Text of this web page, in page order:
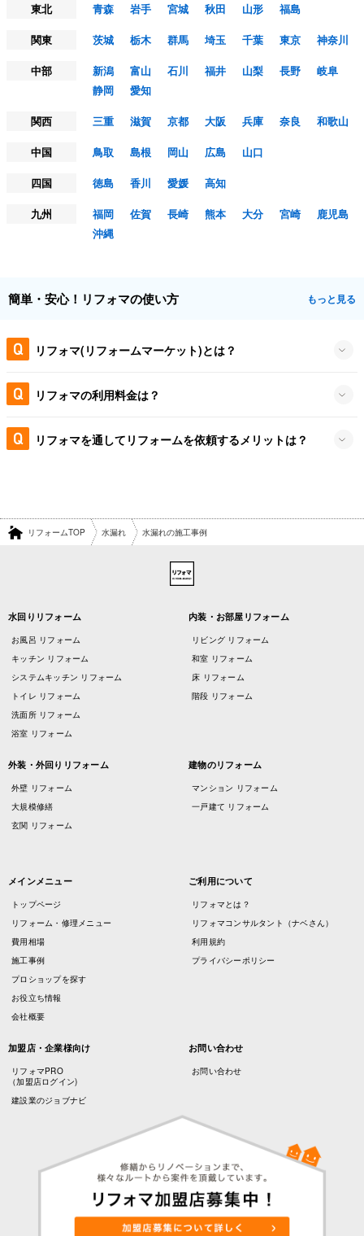
東北
青森 岩手 宮城 秋田 山形
福島
関東
茨城 栃木 群馬 埼玉 千葉 東京
神奈川
中部
新潟 富山 石川 福井 山梨 長野
岐阜
静岡
愛知
関西
三重 滋賀 京都 大阪 兵庫 奈良
和歌山
中国
鳥取 島根 岡山 広島
山口
四国
徳島 香川 愛媛
高知
九州
福岡 佐賀 長崎 熊本 大分 宮崎
鹿児島
沖縄
簡単・安心！リフォマの使い方 もっと見る
リフォマ(リフォームマーケット)とは？
リフォマの利用料金は？
リフォマを通してリフォームを依頼するメリットは？
リフォームTOP 水漏れ 水漏れの施工事例
水回りリフォーム
お風呂 リフォーム
キッチン リフォーム
システムキッチン リフォーム
トイレ リフォーム
洗面所 リフォーム
浴室 リフォーム
内装・お部屋リフォーム
リビング リフォーム
和室 リフォーム
床 リフォーム
階段 リフォーム
外装・外回りリフォーム
外壁 リフォーム
大規模修繕
玄関 リフォーム
建物のリフォーム
マンション リフォーム
一戸建て リフォーム
メインメニュー
トップページ
リフォーム・修理メニュー
費用相場
施工事例
プロショップを探す
お役立ち情報
会社概要
ご利用について
リフォマとは？
リフォマコンサルタント（ナベさん）
利用規約
プライバシーポリシー
加盟店・企業様向け
リフォマPRO
（加盟店ログイン)
建設業のジョブナビ
お問い合わせ
お問い合わせ